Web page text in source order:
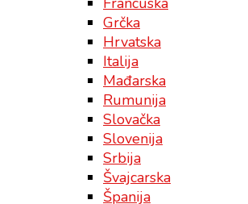
Grčka
Hrvatska
Italija
Mađarska
Rumunija
Slovačka
Slovenija
Srbija
Švajcarska
Španija